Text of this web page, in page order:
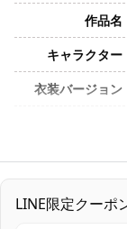
作品名
キャラクター
衣装バージョン
セット内容
LINE限定クーポ